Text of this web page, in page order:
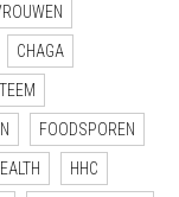
CHAGA
FOODSPOREN
HHC